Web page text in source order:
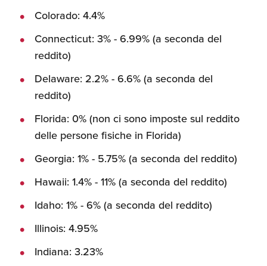
Colorado: 4.4%
Connecticut: 3% - 6.99% (a seconda del
reddito)
Delaware: 2.2% - 6.6% (a seconda del
reddito)
Florida: 0% (non ci sono imposte sul reddito
delle persone fisiche in Florida)
Georgia: 1% - 5.75% (a seconda del reddito)
Hawaii: 1.4% - 11% (a seconda del reddito)
Idaho: 1% - 6% (a seconda del reddito)
Illinois: 4.95%
Indiana: 3.23%